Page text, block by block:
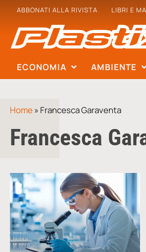
ABBONATI ALLA RIVISTA LIBRI E
ECONOMIA AMBIENTE
Home» Francesca Garaventa
Francesca